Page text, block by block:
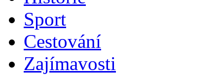
Sport
Cestování
Zajímavosti